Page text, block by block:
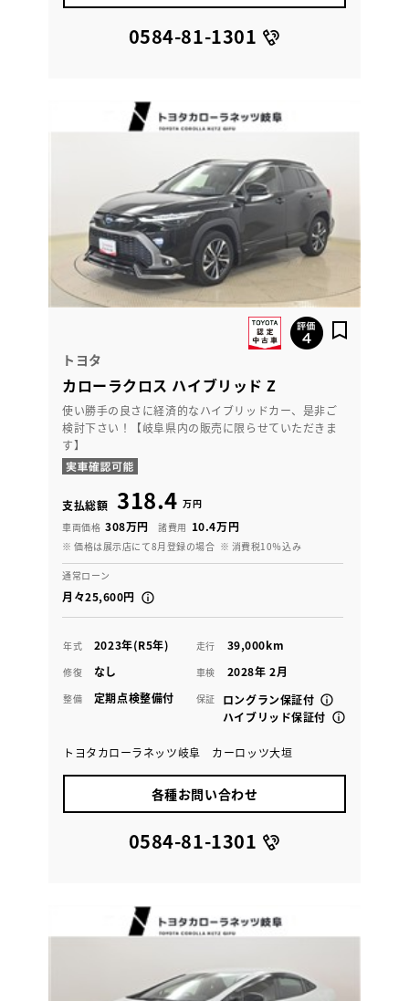
0584-81-1301
トヨタ
カローラクロス ハイブリッド Z
使い勝手の良さに経済的なハイブリッドカー、是非ご
検討下さい！【岐阜県内の販売に限らせていただきま
す】
支払総額 318.4 万円
車両価格 308万円 諸費用 10.4万円
※ 価格は展示店にて8月登録の場合 ※ 消費税10％込み
通常ローン
月々25,600円
年式 2023年(R5年) 走行 39,000km
修復 なし 車検 2028年 2月
整備 定期点検整備付 保証
ロングラン保証付
ハイブリッド保証付
トヨタカローラネッツ岐阜 カーロッツ大垣
各種お問い合わせ
0584-81-1301